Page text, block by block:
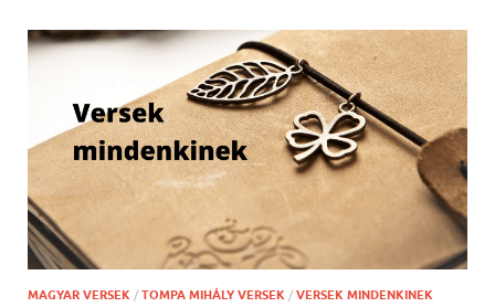
MAGYAR VERSEK / TOMPA MIHÁLY VERSEK / VERSEK MINDENKINEK